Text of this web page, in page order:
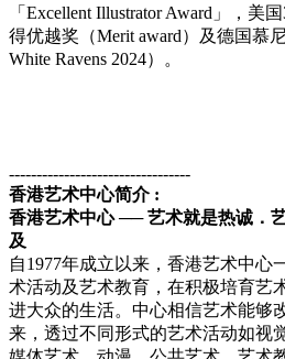
「 Excellent Illustrator Award」，美
得优越奖 （Merit award）及德国慕
White Ravens 2024）。
---------------------------------
香港艺术中心简介:
香港艺术中心──艺术就是热诚 ．
及
自1977年成立以来，香港艺术中心
术活动及艺术教育，在积极培育艺
进大众的生活。中心相信艺术能够
来，透过不同形式的艺术活动如视